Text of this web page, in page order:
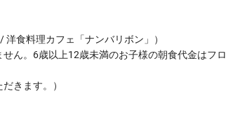
食料理カフェ「ナンバリボン」）
ん。6歳以上12歳未満のお子様の朝食代金はフロ
きます。）